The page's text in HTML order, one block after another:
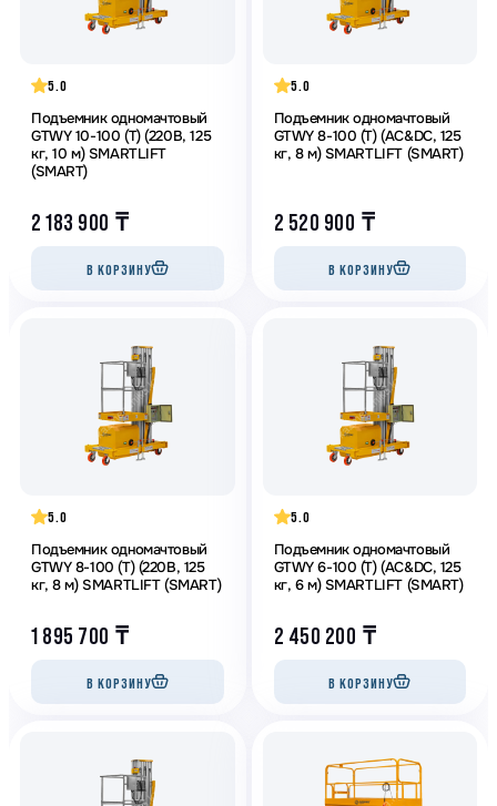
5.0
Подъемник одномачтовый
GTWY 10-100 (T) (220В, 125
кг, 10 м) SMARTLIFT
(SMART)
2 183 900 ₸
В КОРЗИНУ
5.0
Подъемник одномачтовый
GTWY 8-100 (T) (AC&DC, 125
кг, 8 м) SMARTLIFT (SMART)
2 520 900 ₸
В КОРЗИНУ
5.0
Подъемник одномачтовый
GTWY 8-100 (T) (220В, 125
кг, 8 м) SMARTLIFT (SMART)
1 895 700 ₸
В КОРЗИНУ
5.0
Подъемник одномачтовый
GTWY 6-100 (T) (AC&DC, 125
кг, 6 м) SMARTLIFT (SMART)
2 450 200 ₸
В КОРЗИНУ